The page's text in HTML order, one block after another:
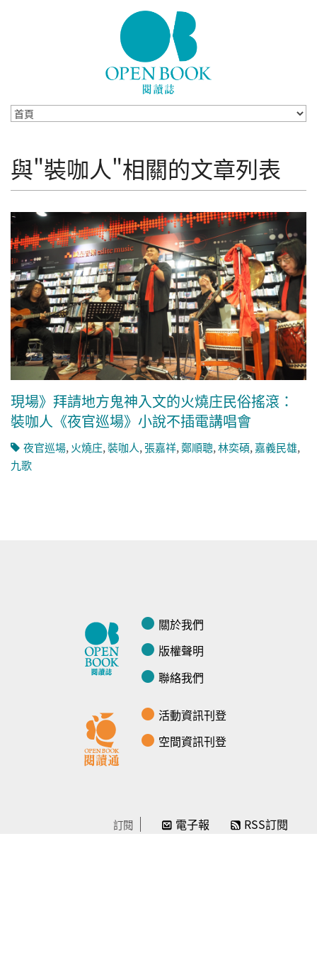
與"裝咖人"相關的文章列表
現場》拜請地方鬼神入文的火燒庄民俗搖滾：
裝咖人《夜官巡場》小說不插電講唱會
夜官巡場,火燒庄,裝咖人,張嘉祥,鄭順聰,林奕碩,嘉義民雄,
九歌
關於我們
版權聲明
聯絡我們
活動資訊刊登
空間資訊刊登
訂閱 電子報 RSS訂閱